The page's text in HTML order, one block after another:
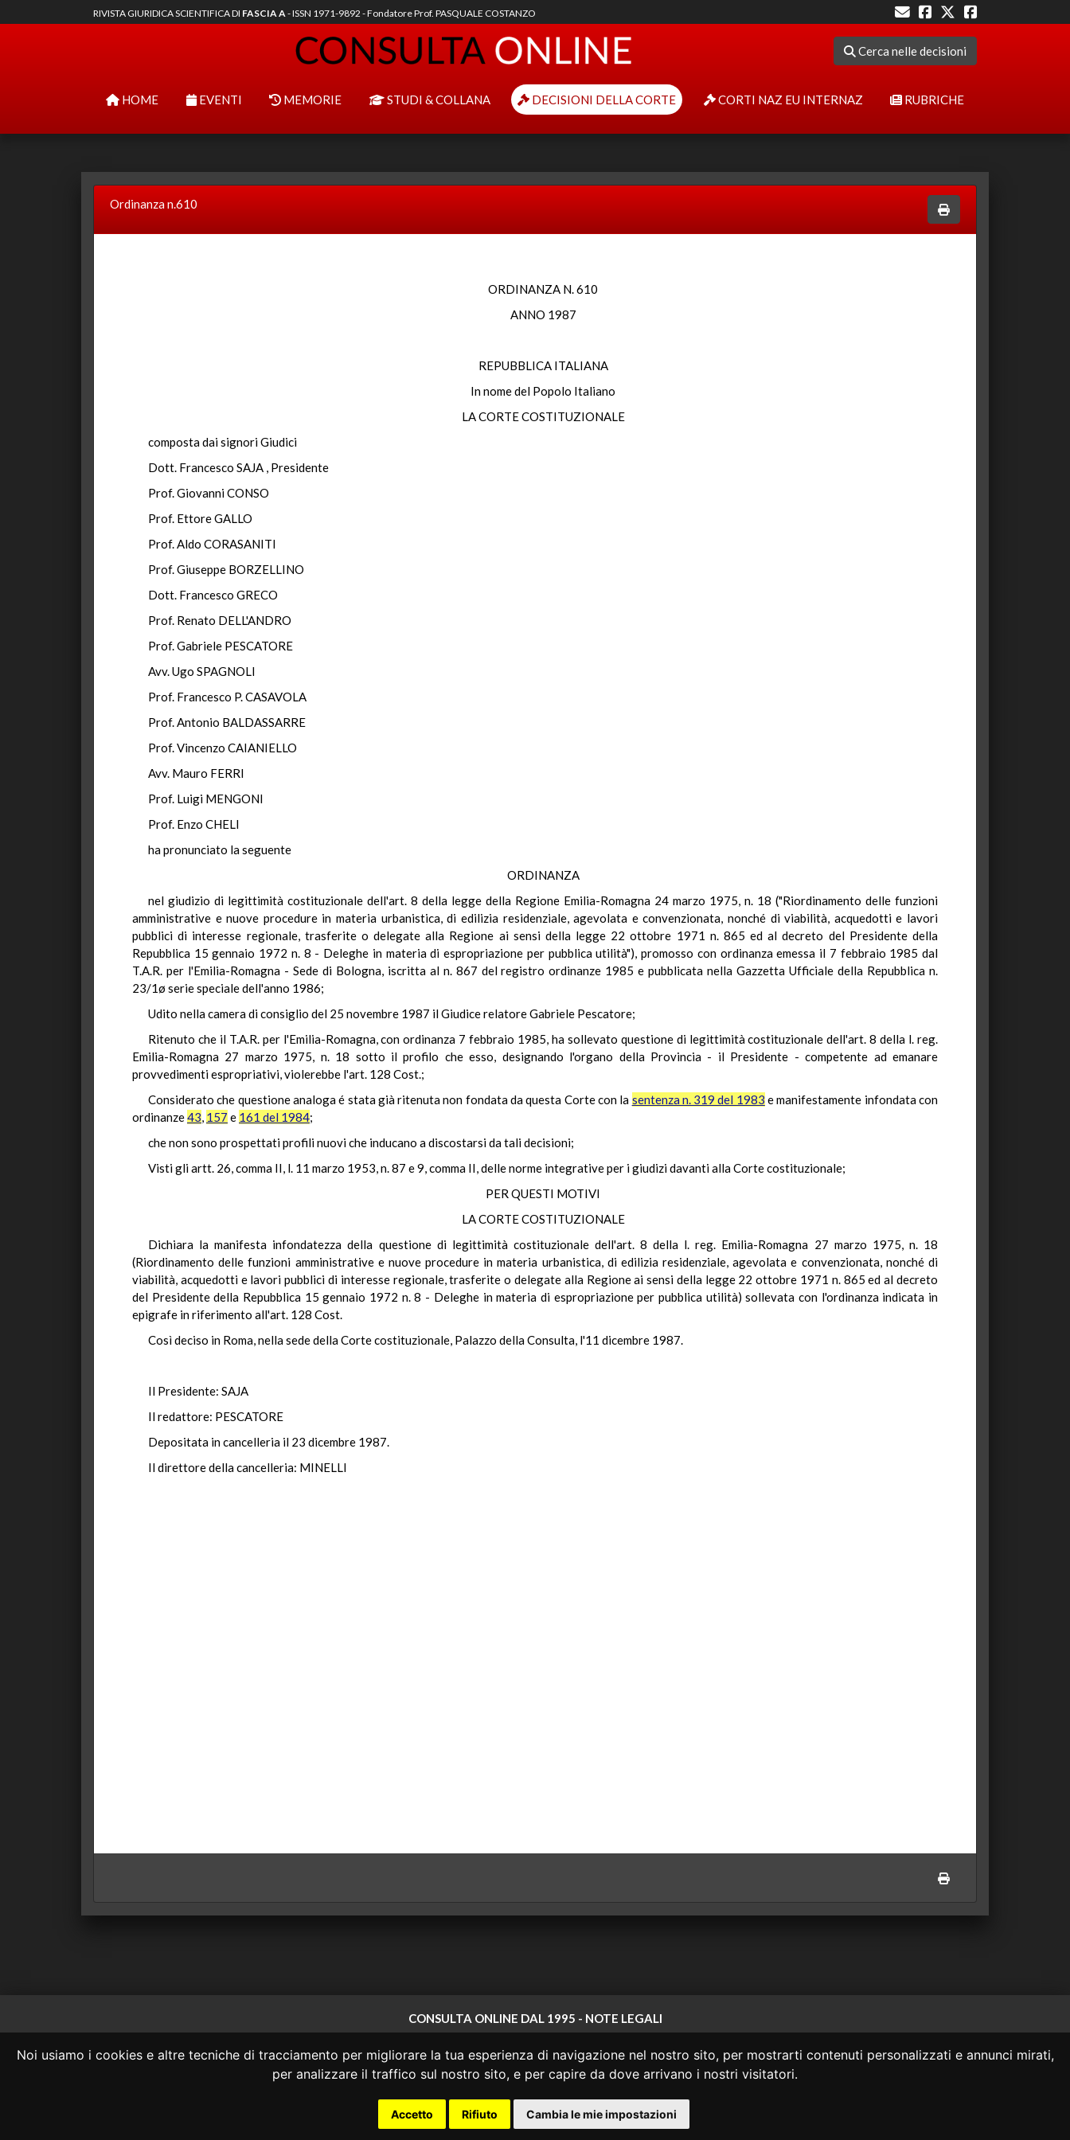
Noi usiamo i cookies e altre tecniche di tracciamento per migliorare la tua esperienza di navigazione nel nostro sito, per mostrarti contenuti personalizzati e annunci mirati,
per analizzare il traffico sul nostro sito, e per capire da dove arrivano i nostri visitatori.
Accetto Rifiuto Cambia le mie impostazioni
RIVISTA GIURIDICA SCIENTIFICA DI FASCIA A- ISSN 1971-9892 - Fondatore Prof. PASQUALE COSTANZO
Cerca nelle decisioni
HOME EVENTI MEMORIE STUDI & COLLANA DECISIONI DELLA CORTE CORTI NAZ EU INTERNAZ RUBRICHE
Ordinanza n.610
ORDINANZA N. 610
ANNO 1987
REPUBBLICA ITALIANA
In nome del Popolo Italiano
LA CORTE COSTITUZIONALE
composta dai signori Giudici
Dott. Francesco SAJA , Presidente
Prof. Giovanni CONSO
Prof. Ettore GALLO
Prof. Aldo CORASANITI
Prof. Giuseppe BORZELLINO
Dott. Francesco GRECO
Prof. Renato DELL'ANDRO
Prof. Gabriele PESCATORE
Avv. Ugo SPAGNOLI
Prof. Francesco P. CASAVOLA
Prof. Antonio BALDASSARRE
Prof. Vincenzo CAIANIELLO
Avv. Mauro FERRI
Prof. Luigi MENGONI
Prof. Enzo CHELI
ha pronunciato la seguente
ORDINANZA
nel giudizio di legittimità costituzionale dell'art. 8 della legge della Regione Emilia-Romagna 24 marzo 1975, n. 18 ("Riordinamento delle funzioni
amministrative e nuove procedure in materia urbanistica, di edilizia residenziale, agevolata e convenzionata, nonché di viabilità, acquedotti e lavori
pubblici di interesse regionale, trasferite o delegate alla Regione ai sensi della legge 22 ottobre 1971 n. 865 ed al decreto del Presidente della
Repubblica 15 gennaio 1972 n. 8 - Deleghe in materia di espropriazione per pubblica utilità"), promosso con ordinanza emessa il 7 febbraio 1985 dal
T.A.R. per l'Emilia-Romagna - Sede di Bologna, iscritta al n. 867 del registro ordinanze 1985 e pubblicata nella Gazzetta Ufficiale della Repubblica n.
23/1ø serie speciale dell'anno 1986;
Udito nella camera di consiglio del 25 novembre 1987 il Giudice relatore Gabriele Pescatore;
Ritenuto che il T.A.R. per l'Emilia-Romagna, con ordinanza 7 febbraio 1985, ha sollevato questione di legittimità costituzionale dell'art. 8 della l. reg.
Emilia-Romagna 27 marzo 1975, n. 18 sotto il profilo che esso, designando l'organo della Provincia - il Presidente - competente ad emanare
provvedimenti espropriativi, violerebbe l'art. 128 Cost.;
Considerato che questione analoga é stata già ritenuta non fondata da questa Corte con la sentenza n. 319 del 1983 e manifestamente infondata con
ordinanze43, 157 e 161 del 1984;
che non sono prospettati profili nuovi che inducano a discostarsi da tali decisioni;
Visti gli artt. 26, comma II, l. 11 marzo 1953, n. 87 e 9, comma II, delle norme integrative per i giudizi davanti alla Corte costituzionale;
PER QUESTI MOTIVI
LA CORTE COSTITUZIONALE
Dichiara la manifesta infondatezza della questione di legittimità costituzionale dell'art. 8 della l. reg. Emilia-Romagna 27 marzo 1975, n. 18
(Riordinamento delle funzioni amministrative e nuove procedure in materia urbanistica, di edilizia residenziale, agevolata e convenzionata, nonché di
viabilità, acquedotti e lavori pubblici di interesse regionale, trasferite o delegate alla Regione ai sensi della legge 22 ottobre 1971 n. 865 ed al decreto
del Presidente della Repubblica 15 gennaio 1972 n. 8 - Deleghe in materia di espropriazione per pubblica utilità) sollevata con l'ordinanza indicata in
epigrafe in riferimento all'art. 128 Cost.
Così deciso in Roma, nella sede della Corte costituzionale, Palazzo della Consulta, l'11 dicembre 1987.
Il Presidente: SAJA
Il redattore: PESCATORE
Depositata in cancelleria il 23 dicembre 1987.
Il direttore della cancelleria: MINELLI
CONSULTA ONLINE DAL 1995 - NOTE LEGALI
Consulta OnLine non ha prodotto e non è responsabile per i contenuti e le informazioni legali di siti collegati.
La consultazione di questi o del materiale contenuto nel sito non costituisce una relazione di consulenza legale.
info@giurcost.org| Giurisprudenza Costituzionale| Consulta OnLine